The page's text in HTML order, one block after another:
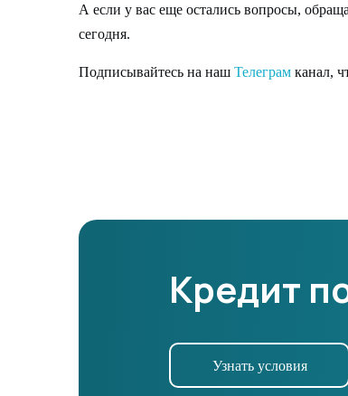
А если у вас еще остались вопросы,
сегодня.
Подписывайтесь на наш Телеграм канал,
Кредит
Узнать условия